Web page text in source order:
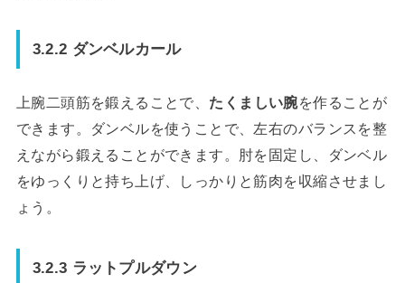
3.2.2 ダンベルカール
上腕二頭筋を鍛えることで、 たくましい腕を作ることが
できます。ダンベルを使うことで、左右のバランスを整
えながら鍛えることができます。肘を固定し、ダンベル
をゆっくりと持ち上げ、しっかりと筋肉を収縮させまし
ょう。
3.2.3 ラットプルダウン